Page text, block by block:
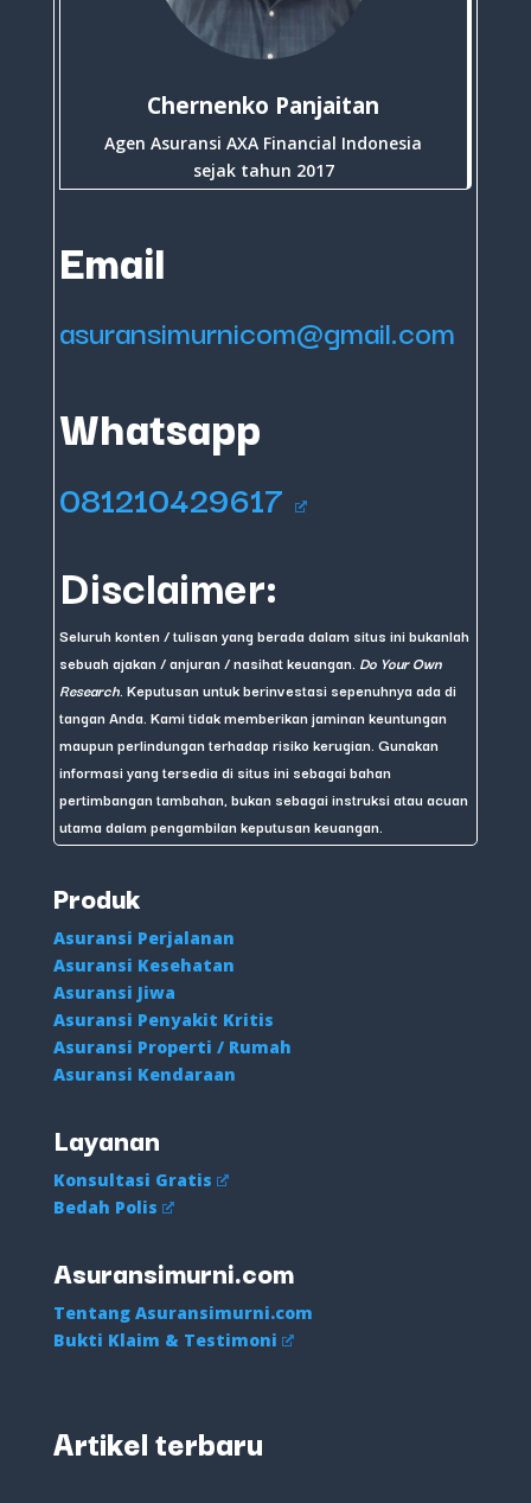
Chernenko Panjaitan
Agen Asuransi AXA Financial Indonesia
sejak tahun 2017
Email
asuransimurnicom@gmail.com
Whatsapp
081210429617
Disclaimer:
Seluruh konten / tulisan yang berada dalam situs ini bukanlah
sebuah ajakan / anjuran / nasihat keuangan. Do Your Own
Research . Keputusan untuk berinvestasi sepenuhnya ada di
tangan Anda. Kami tidak memberikan jaminan keuntungan
maupun perlindungan terhadap risiko kerugian. Gunakan
informasi yang tersedia di situs ini sebagai bahan
pertimbangan tambahan, bukan sebagai instruksi atau acuan
utama dalam pengambilan keputusan keuangan.
Produk
Asuransi Perjalanan
Asuransi Kesehatan
Asuransi Jiwa
Asuransi Penyakit Kritis
Asuransi Properti / Rumah
Asuransi Kendaraan
Layanan
Konsultasi Gratis
Bedah Polis
Asuransimurni.com
Tentang Asuransimurni.com
Bukti Klaim & Testimoni
Artikel terbaru